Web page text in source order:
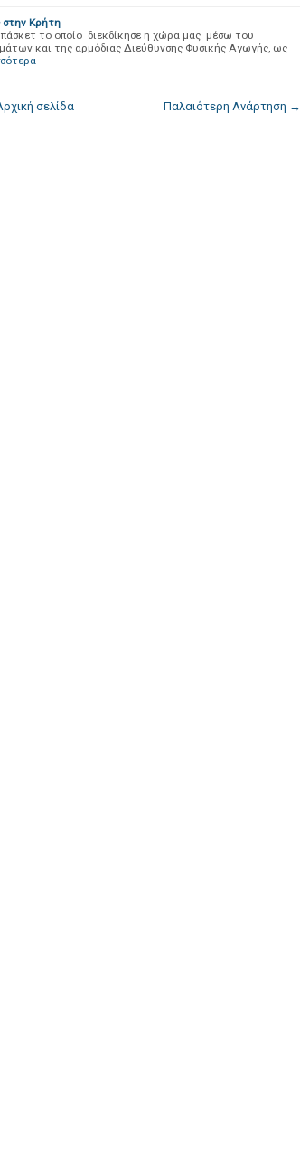
στην Κρήτη
το οποίο διεκδίκησε η χώρα μας μέσω του
και της αρμόδιας Διεύθυνσης Φυσικής Αγωγής, ως
Παλαιότερη Ανάρτηση →
σελίδα